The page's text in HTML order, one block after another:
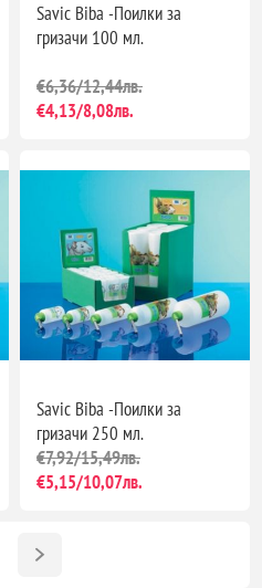
Savic Biba -Поилки за
гризачи 100 мл.
€6,36/12,44лв.
€4,13/8,08лв.
Savic Biba -Поилки за
гризачи 250 мл.
€7,92/15,49лв.
€5,15/10,07лв.